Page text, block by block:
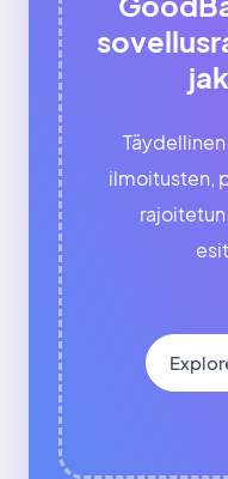
ilmoitusten,